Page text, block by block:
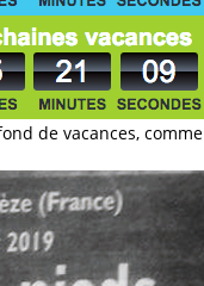
de vacances,